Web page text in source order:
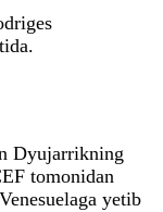
Dyujarrikning
tomonidan
yetib